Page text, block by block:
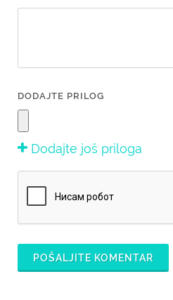
DODAJTE PRILOG
Dodajte još priloga
POŠALJITE KOMENTAR